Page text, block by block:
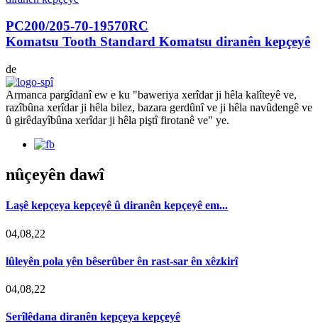
PC200/205-70-19570RC
Komatsu Tooth Standard Komatsu diranên kepçeyê
de
Armanca pargîdanî ew e ku "baweriya xerîdar ji hêla kalîteyê ve,
razîbûna xerîdar ji hêla bilez, bazara gerdûnî ve ji hêla navûdengê ve
û girêdayîbûna xerîdar ji hêla piştî firotanê ve" ye.
nûçeyên dawî
Laşê kepçeya kepçeyê û diranên kepçeyê em...
04,08,22
lûleyên pola yên bêserûber ên rast-sar ên xêzkirî
04,08,22
Serîlêdana diranên kepçeya kepçeyê